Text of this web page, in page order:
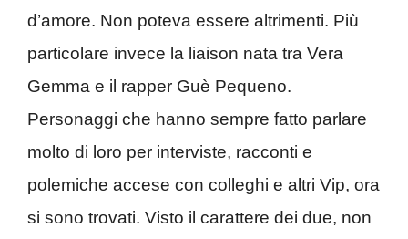
d’amore. Non poteva essere altrimenti. Più
particolare invece la liaison nata tra Vera
Gemma e il rapper Guè Pequeno.
Personaggi che hanno sempre fatto parlare
molto di loro per interviste, racconti e
polemiche accese con colleghi e altri Vip, ora
si sono trovati. Visto il carattere dei due, non